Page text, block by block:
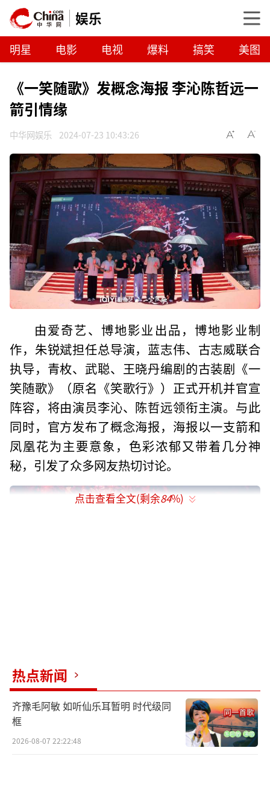
娱乐
明星 电影 电视 爆料 搞笑 美图
《一笑随歌》发概念海报 李沁陈哲远一
箭引情缘
中华网娱乐 2024-07-23 10:43:26
由爱奇艺、博地影业出品，博地影业制
作，朱锐斌担任总导演，蓝志伟、古志威联合
执导，青枚、武聪、王晓丹编剧的古装剧《一
笑随歌》（原名《笑歌行》）正式开机并官宣
阵容，将由演员李沁、陈哲远领衔主演。与此
同时，官方发布了概念海报，海报以一支箭和
凤凰花为主要意象，色彩浓郁又带着几分神
秘，引发了众多网友热切讨论。
点击查看全文(剩余84%)
热点新闻
齐豫毛阿敏 如听仙乐耳暂明 时代级同
框
2026-08-07 22:22:48